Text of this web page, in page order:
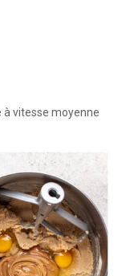
à vitesse moyenne